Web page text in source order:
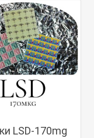
LSD-170mg